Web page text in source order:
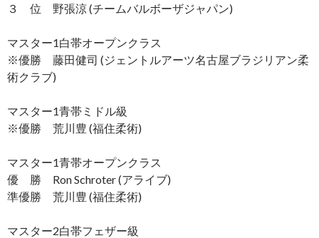
３ 位 野張涼 (チームバルボーザジャパン)
マスター1白帯オープンクラス
※優勝 藤田健司 (ジェントルアーツ名古屋ブラジリアン柔
術クラブ)
マスター1青帯ミドル級
※優勝 荒川豊 (福住柔術)
マスター1青帯オープンクラス
優 勝 Ron Schroter (アライブ)
準優勝 荒川豊 (福住柔術)
マスター2白帯フェザー級